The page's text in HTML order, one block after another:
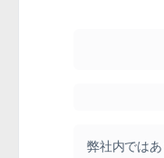
弊社内では